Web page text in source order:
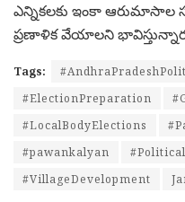
ఎన్నిక‌ల‌కు ఇంకా
ప్ర‌ణాళిక వేయాల‌ని
Tags:
#ElectionPreparation
#LocalBodyElections
#pawankalyan
#VillageDevelopment